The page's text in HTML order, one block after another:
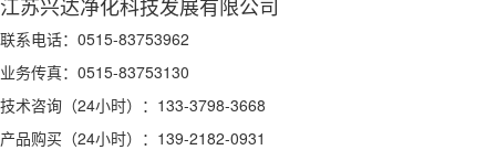
联系电话：0515-83753962
业务传真：0515-83753130
技术咨询（24小时）：133-3798-3668
产品购买（24小时）：139-2182-0931